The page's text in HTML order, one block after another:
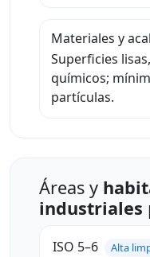
Materiales y
Superficies
químicos;
partículas.
Áreas y
industriales
ISO 5–6 Alta